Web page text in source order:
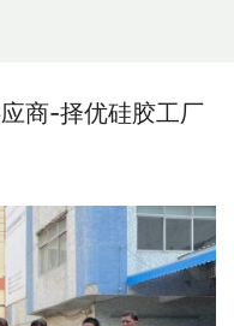
商-择优硅胶工厂